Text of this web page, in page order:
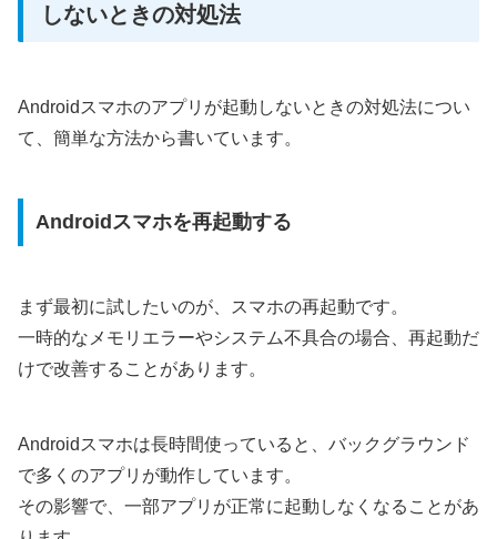
しないときの対処法
Androidスマホのアプリが起動しないときの対処法につい
て、簡単な方法から書いています。
Androidスマホを再起動する
まず最初に試したいのが、スマホの再起動です。
一時的なメモリエラーやシステム不具合の場合、再起動だ
けで改善することがあります。
Androidスマホは長時間使っていると、バックグラウンド
で多くのアプリが動作しています。
その影響で、一部アプリが正常に起動しなくなることがあ